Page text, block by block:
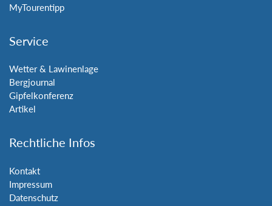
MyTourentipp
Service
Wetter & Lawinenlage
Bergjournal
Gipfelkonferenz
Artikel
Rechtliche Infos
Kontakt
Impressum
Datenschutz